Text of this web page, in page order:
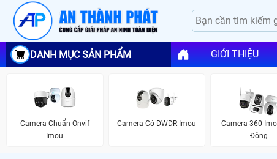
DANH MỤC SẢN PHẨM GIỚI THIỆU
Camera Chuẩn Onvif
Imou
Camera Có DWDR Imou
Camera 360
Động